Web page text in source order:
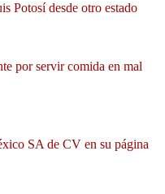
Potosí desde otro estado
por servir comida en mal
SA de CV en su página